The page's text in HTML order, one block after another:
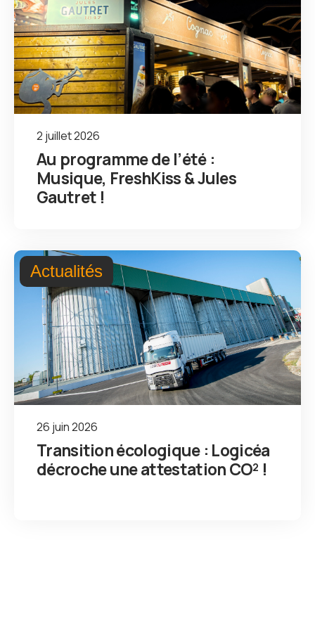
2 juillet 2026
Au programme de l’été :
Musique, FreshKiss & Jules
Gautret !
Actualités
26 juin 2026
Transition écologique : Logicéa
décroche une attestation CO² !